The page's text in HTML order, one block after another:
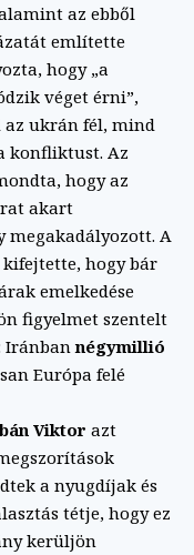
az ebből
említette
hogy „a
véget érni”,
ukrán fél, mind
konfliktust. Az
hogy az
akart
megakadályozott. A
hogy bár
emelkedése
figyelmet szentelt
Iránbannégymillió
Európa felé
Viktor azt
a nyugdíjak és
tétje, hogy ez
kerüljön